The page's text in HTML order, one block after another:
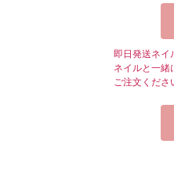
即日発送ネイ
ネイルと一緒
ご注文くださ